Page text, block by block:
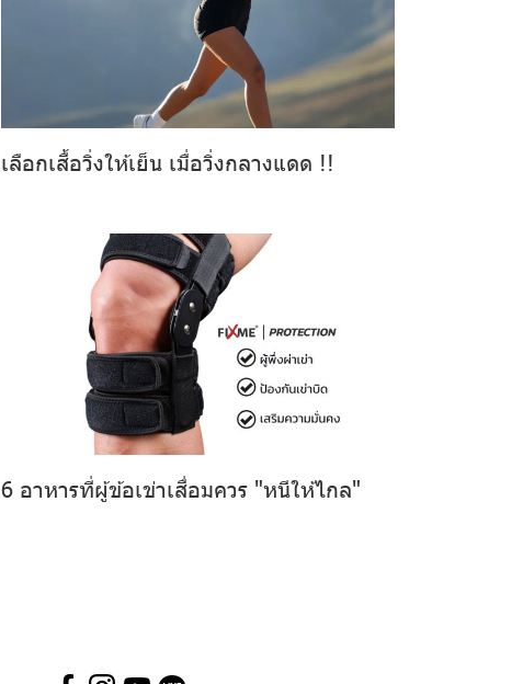
เลือกเสื้อวิ่งให้เย็น เมื่อวิ่งกลางแดด !!
6 อาหารที่ผู้ข้อเข่าเสื่อมควร "หนีให้ไกล"